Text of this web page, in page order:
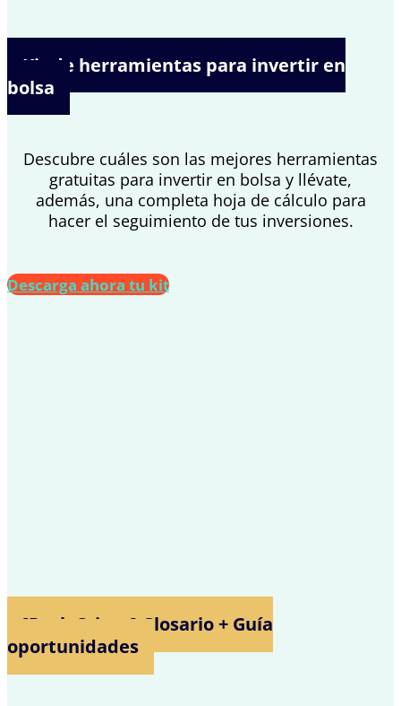
Kit de herramientas para invertir en
bolsa
Descubre cuáles son las mejores herramientas
gratuitas para invertir en bolsa y llévate,
además, una completa hoja de cálculo para
hacer el seguimiento de tus inversiones.
Descarga ahora tu kit
[Pack Cripto] Glosario + Guía
oportunidades